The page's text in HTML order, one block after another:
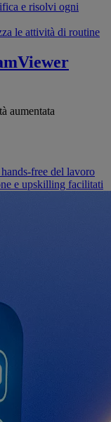
e risolvi ogni
le attività di routine
aumentata
free del lavoro
e upskilling facilitati